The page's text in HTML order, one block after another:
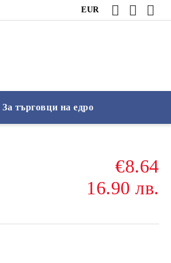
EUR
За търговци на едро
€8.64
16.90 лв.